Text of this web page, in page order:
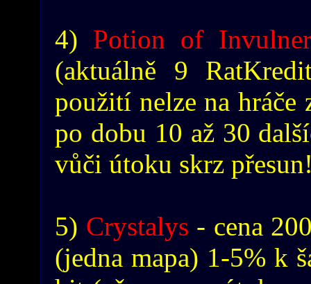
4) Potion of
(aktuálně 9
použití nelze na
po dobu 10 až 30
vůči útoku skrz
5) Crystalys - cena
(jedna mapa) 1-5% k